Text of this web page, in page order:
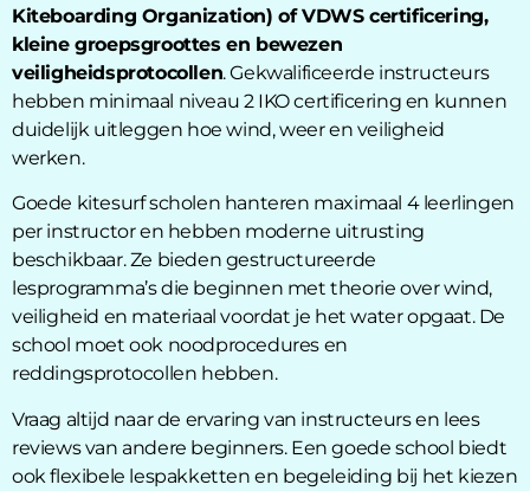
Kiteboarding Organization) of VDWS certificering,
kleine groepsgroottes en bewezen
veiligheidsprotocollen. Gekwalificeerde instructeurs
hebben minimaal niveau 2 IKO certificering en kunnen
duidelijk uitleggen hoe wind, weer en veiligheid
werken.
Goede kitesurf scholen hanteren maximaal 4 leerlingen
per instructor en hebben moderne uitrusting
beschikbaar. Ze bieden gestructureerde
lesprogramma’s die beginnen met theorie over wind,
veiligheid en materiaal voordat je het water opgaat. De
school moet ook noodprocedures en
reddingsprotocollen hebben.
Vraag altijd naar de ervaring van instructeurs en lees
reviews van andere beginners. Een goede school biedt
ook flexibele lespakketten en begeleiding bij het kiezen